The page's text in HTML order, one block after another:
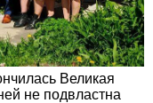
Великая
не подвластна